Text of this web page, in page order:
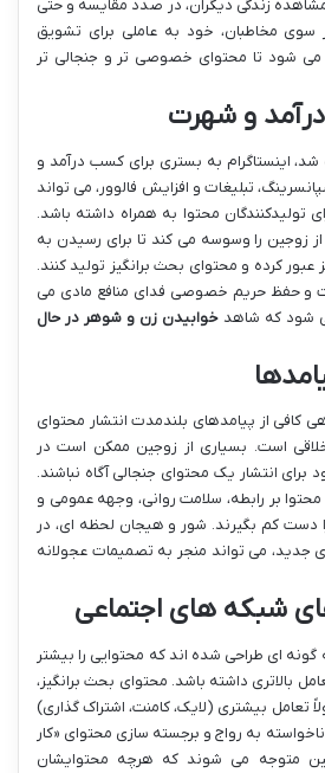
مشاهده زندگی دیگران، در صدد مقایسه و حتی
سوی مخاطبان، خود به عاملی برای تشویق
می شود تا محتوای خصوصی تر و جنجالی تر
و شهرت
اینستاگرام به بستری برای کسب درآمد و
تبلیغات و افزایش فالوور، می تواند
تولیدکنندگان محتوا به همراه داشته باشد.
از زوجین را وسوسه می کند تا برای رسیدن به
کرده و محتوای بحث برانگیز تولید کنند.
و حفظ حریم خصوصی فدای منافع مادی می
شود که شاهد خوابیدن زن و شوهر در حال
کافی از پیامدهای بلندمدت انتشار محتوای
است. بسیاری از زوجین ممکن است در
انتشار یک محتوای جنجالی آگاه نباشند.
بر رابطه، سلامت روانی، وجهه عمومی و
دست کم بگیرند. شور و هیجان لحظه ای، در
جدید، می تواند منجر به تصمیمات عجولانه
های شبکه های اجتماعی
گونه ای طراحی شده اند که محتوایی را بیشتر
بالاتری داشته باشد. محتوای بحث برانگیز،
تعامل بیشتری (لایک، کامنت، اشتراک گذاری)
به رواج و برجسته سازی محتوای «کار
متوجه می شوند که هرچه محتوایشان